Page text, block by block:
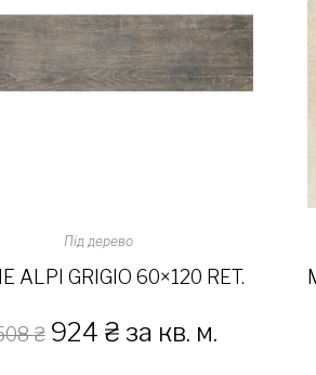
Під дерево
ALPI GRIGIO 60×120 RET.
₴ 924 ₴ за кв. м.